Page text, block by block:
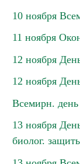
10 ноября
11 ноября
12 ноября
12 ноября
Всемирн. день
13 ноября
биолог.